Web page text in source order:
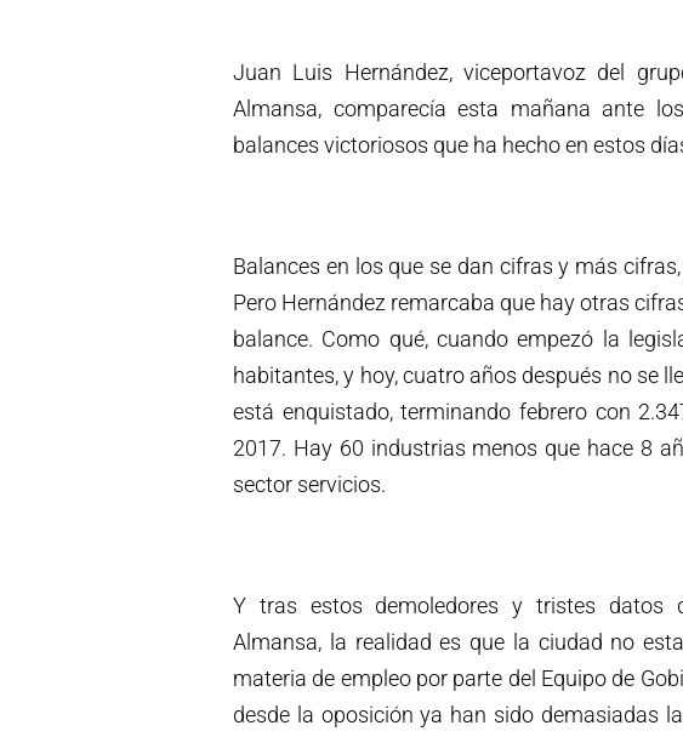
Juan Luis Hernández, viceportavoz del
Almansa, comparecía esta mañana ante
balances victoriosos que ha hecho en estos
Balances en los que se dan cifras y más
Pero Hernández remarcaba que hay otras
balance. Como qué, cuando empezó la
habitantes, y hoy, cuatro años después no se
está enquistado, terminando febrero con
2017. Hay 60 industrias menos que hace 8
sector servicios.
Y tras estos demoledores y tristes datos
Almansa, la realidad es que la ciudad no
materia de empleo por parte del Equipo de
desde la oposición ya han sido demasiadas